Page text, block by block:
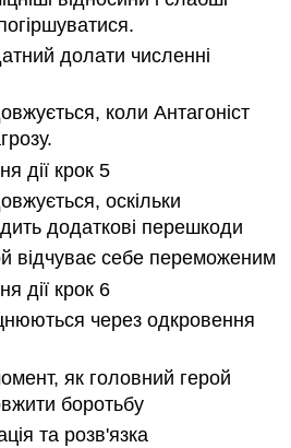
долати численні
коли Антагоніст
дії крок 5
оскільки
додаткові перешкоди
відчуває себе переможеним
дії крок 6
через одкровення
як головний герой
боротьбу
та розв'язка